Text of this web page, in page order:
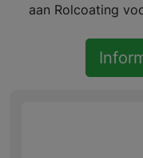
aan Rolcoating